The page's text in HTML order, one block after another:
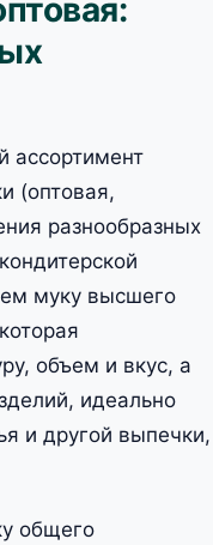
ассортимент
(оптовая,
разнообразных
муку высшего
объем и вкус, а
идеально
и другой выпечки,
общего